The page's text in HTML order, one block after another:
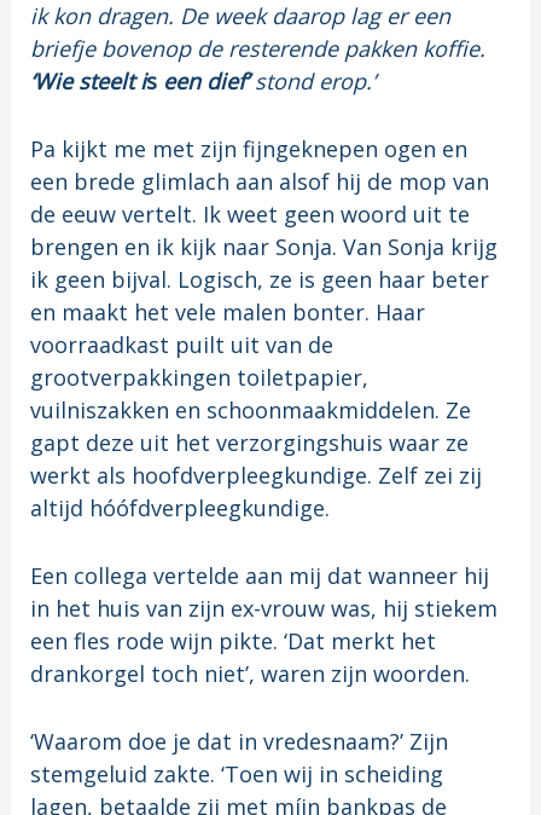
ik kon dragen. De week daarop lag er een
briefje bovenop de resterende pakken koffie.
‘Wie steelt is een dief’ stond erop.’
Pa kijkt me met zijn fijngeknepen ogen en
een brede glimlach aan alsof hij de mop van
de eeuw vertelt. Ik weet geen woord uit te
brengen en ik kijk naar Sonja. Van Sonja krijg
ik geen bijval. Logisch, ze is geen haar beter
en maakt het vele malen bonter. Haar
voorraadkast puilt uit van de
grootverpakkingen toiletpapier,
vuilniszakken en schoonmaakmiddelen. Ze
gapt deze uit het verzorgingshuis waar ze
werkt als hoofdverpleegkundige. Zelf zei zij
altijd hóófdverpleegkundige.
Een collega vertelde aan mij dat wanneer hij
in het huis van zijn ex-vrouw was, hij stiekem
een fles rode wijn pikte. ‘Dat merkt het
drankorgel toch niet’, waren zijn woorden.
‘Waarom doe je dat in vredesnaam?’ Zijn
stemgeluid zakte. ‘Toen wij in scheiding
lagen, betaalde zij met míjn bankpas de